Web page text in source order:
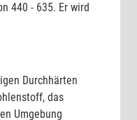
440 - 635. Er wird
Durchhärten
das
Umgebung